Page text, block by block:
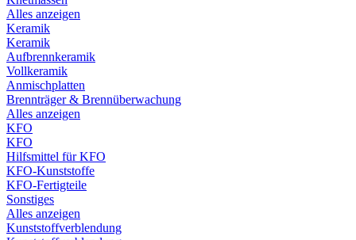
Alles anzeigen
Keramik
Keramik
Aufbrennkeramik
Vollkeramik
Anmischplatten
Brennträger & Brennüberwachung
Alles anzeigen
KFO
KFO
Hilfsmittel für KFO
KFO-Kunststoffe
KFO-Fertigteile
Sonstiges
Alles anzeigen
Kunststoffverblendung